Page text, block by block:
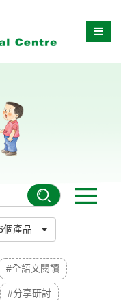
個產品
#全語文閱讀
#分享研討